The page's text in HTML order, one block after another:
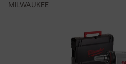
MILWAUKEE